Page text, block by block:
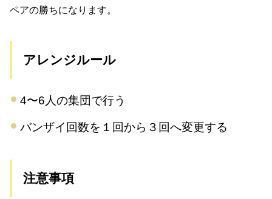
ペアの勝ちになります。
アレンジルール
4〜6人の集団で行う
バンザイ回数を１回から３回へ変更する
注意事項